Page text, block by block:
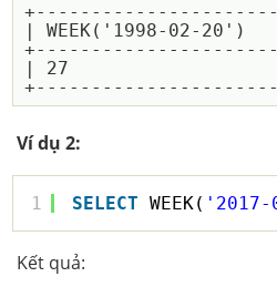
| WEEK('1998-02-
| 27
Ví dụ 2:
1 SELECT WEEK( '2017-
Kết quả: